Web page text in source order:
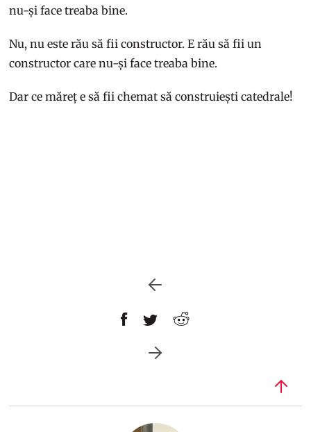
nu-și face treaba bine.
Nu, nu este rău să fii constructor. E rău să fii un
constructor care nu-și face treaba bine.
Dar ce măreț e să fii chemat să construiești catedrale!